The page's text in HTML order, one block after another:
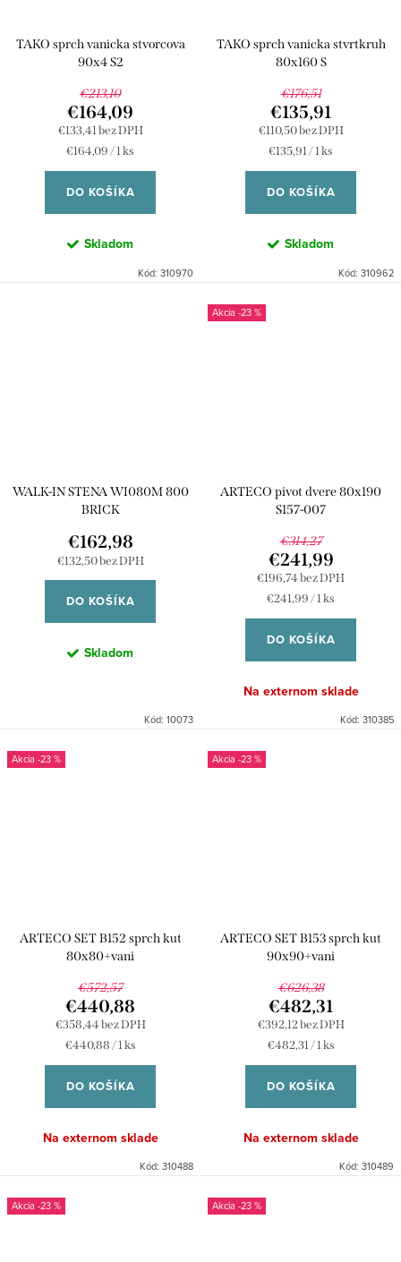
TAKO sprch vanicka stvorcova
90x4 S2
€213,10
€133,41 bez DPH
€164,09
Jednotková
€164,09 / 1 ks
DO KOŠÍKA
Skladom
Kód: 310970
TAKO sprch vanicka stvrtkruh
80x160 S
€176,51
€110,50 bez DPH
€135,91
Jednotková
€135,91 / 1 ks
DO KOŠÍKA
Skladom
Kód: 310962
WALK-IN STENA WI080M 800
BRICK
€132,50 bez DPH
€162,98
DO KOŠÍKA
Skladom
Kód: 10073
-23 %
ARTECO pivot dvere 80x190
S157-007
€314,27
€196,74 bez DPH
€241,99
Jednotková
cena:
€241,99 / 1 ks
DO KOŠÍKA
Na externom sklade
Kód: 310385
-23 %
ARTECO SET B152 sprch kut
80x80+vani
€572,57
€358,44 bez DPH
€440,88
Jednotková
cena:
€440,88 / 1 ks
DO KOŠÍKA
Na externom sklade
Kód: 310488
-23 %
ARTECO SET B153 sprch kut
90x90+vani
€626,38
€392,12 bez DPH
€482,31
Jednotková
cena:
€482,31 / 1 ks
DO KOŠÍKA
Na externom sklade
Kód: 310489
-23 % -23 %